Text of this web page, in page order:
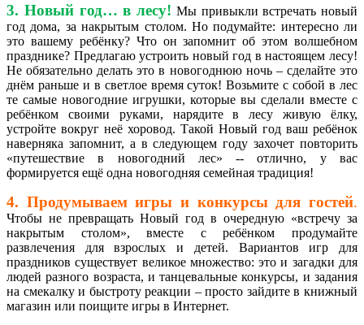
3. Новый год… в лесу! Мы привыкли встречать новый
год дома, за накрытым столом. Но подумайте: интересно ли
это вашему ребёнку? Что он запомнит об этом волшебном
празднике? Предлагаю устроить новый год в настоящем лесу!
Не обязательно делать это в новогоднюю ночь – сделайте это
днём раньше и в светлое время суток! Возьмите с собой в лес
те самые новогодние игрушки, которые вы сделали вместе с
ребёнком своими руками, нарядите в лесу живую ёлку,
устройте вокруг неё хоровод. Такой Новый год ваш ребёнок
наверняка запомнит, а в следующем году захочет повторить
«путешествие в новогодний лес» -- отлично, у вас
формируется ещё одна новогодняя семейная традиция!
4. Продумываем игры и конкурсы для гостей.
Чтобы не превращать Новый год в очередную «встречу за
накрытым столом», вместе с ребёнком продумайте
развлечения для взрослых и детей. Вариантов игр для
праздников существует великое множество: это и загадки для
людей разного возраста, и танцевальные конкурсы, и задания
на смекалку и быстроту реакции – просто зайдите в книжный
магазин или поищите игры в Интернет.